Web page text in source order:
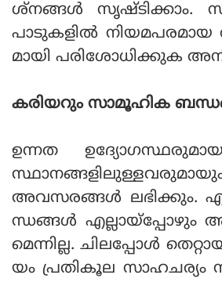
ശ്‌നങ്ങള്‍ സൃഷ്ടിക്കാം.
പാടുകളില്‍
മായി പരിശോധിക്കുക
കരിയറും സാമൂഹിക
ഉന്നത
അവസരങ്ങള്‍ ലഭിക്കും.
ന്ധങ്ങള്‍
മെന്നില്ല. ചിലപ്പോള്‍
യം പ്രതികൂല സാഹചര്യം